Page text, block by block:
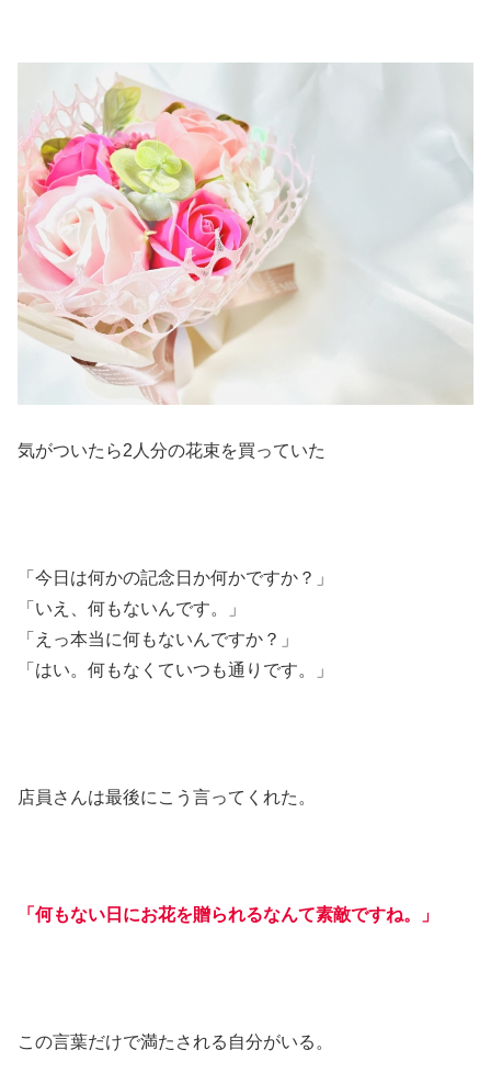
気がついたら2人分の花束を買っていた
「今日は何かの記念日か何かですか？」
「いえ、何もないんです。」
「えっ本当に何もないんですか？」
「はい。何もなくていつも通りです。」
店員さんは最後にこう言ってくれた。
「何もない日にお花を贈られるなんて素敵ですね。」
この言葉だけで満たされる自分がいる。